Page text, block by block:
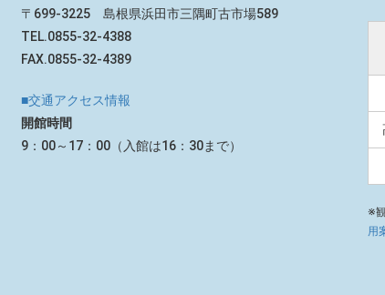
〒699-3225 島根県浜田市三隅町古市場589
TEL.0855-32-4388
FAX.0855-32-4389
■交通アクセス情報
開館時間
9：00～17：00（入館は16：30まで）
※
用